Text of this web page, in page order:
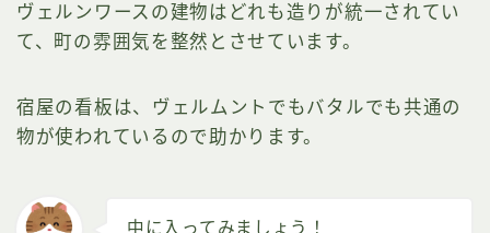
ヴェルンワースの建物はどれも造りが統一されてい
て、町の雰囲気を整然とさせています。
宿屋の看板は、ヴェルムントでもバタルでも共通の
物が使われているので助かります。
中に入ってみましょう！